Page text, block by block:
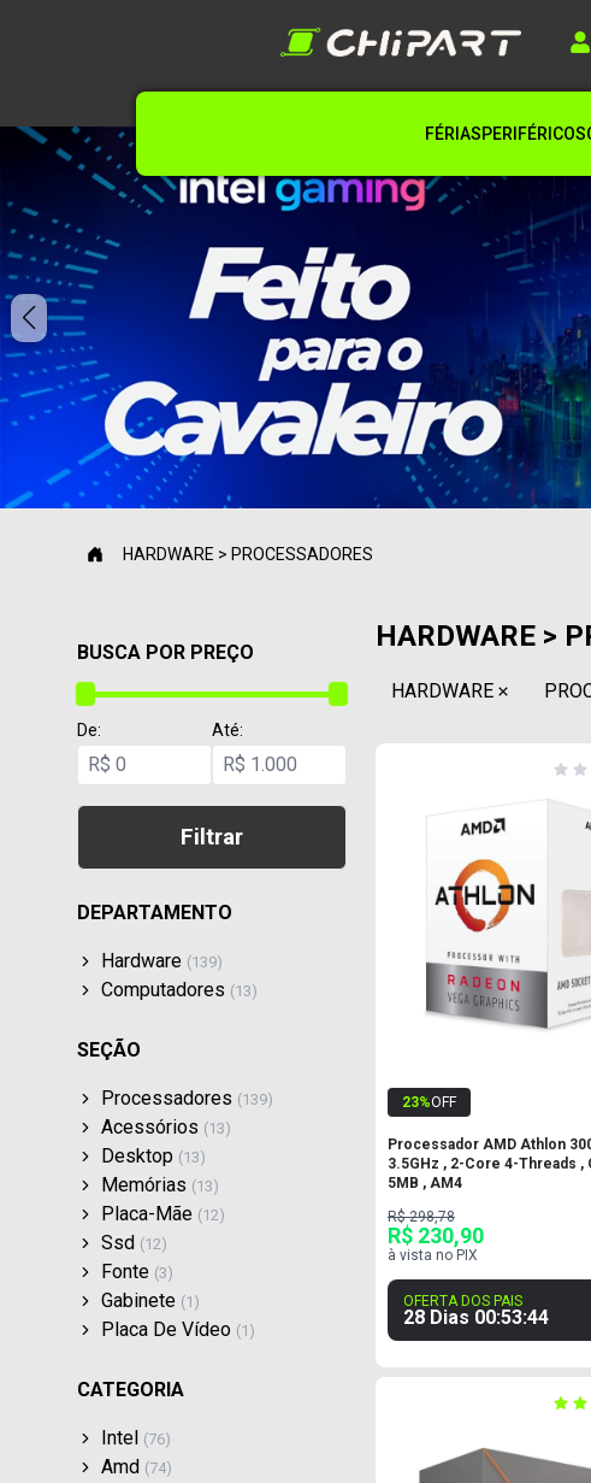
FÉRIASPERIFÉRICOS
HARDWARE > PROCESSADORES
BUSCA POR PREÇO
De:
R$
Até:
R$
Filtrar
DEPARTAMENTO
Hardware (139)
Computadores (13)
SEÇÃO
Processadores (139)
Acessórios (13)
Desktop (13)
Memórias (13)
Placa-Mãe (12)
Ssd (12)
Fonte (3)
Gabinete (1 )
Placa De Vídeo (1 )
CATEGORIA
Intel (76)
Amd (74)
HARDWARE >
HARDWARE
23%OFF
Processador AMD Athlon
3.5GHz , 2-Core 4-Threads ,
5MB , AM4
R$ 298,78
R$ 230,90
à vista no PIX
OFERTA DOS PAIS
28 Dias 00:53:43